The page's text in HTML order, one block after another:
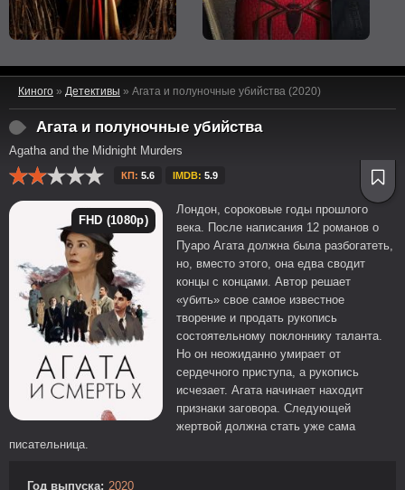
Киного » Детективы » Агата и полуночные убийства (2020)
Агата и полуночные убийства
Agatha and the Midnight Murders
КП: 5.6 IMDB: 5.9
FHD (1080p)
Лондон, сороковые годы прошлого
века. После написания 12 романов о
Пуаро Агата должна была разбогатеть,
но, вместо этого, она едва сводит
концы с концами. Автор решает
«убить» свое самое известное
творение и продать рукопись
состоятельному поклоннику таланта.
Но он неожиданно умирает от
сердечного приступа, а рукопись
исчезает. Агата начинает находит
признаки заговора. Следующей
жертвой должна стать уже сама
писательница.
Год выпуска: 2020